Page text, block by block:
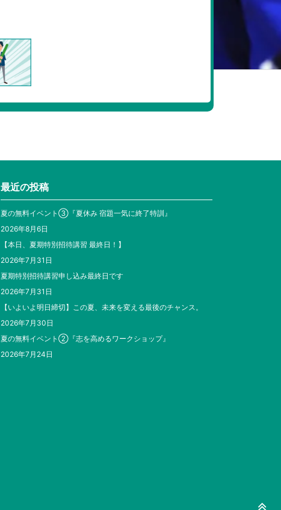
最近の投稿
夏の無料イベント③『夏休み 宿題一気に終了特訓』
2026年8月6日
【本日、夏期特別招待講習 最終日！】
2026年7月31日
夏期特別招待講習申し込み最終日です
2026年7月31日
【いよいよ明日締切】この夏、未来を変える最後のチャンス。
2026年7月30日
夏の無料イベント②『志を高めるワークショップ』
2026年7月24日